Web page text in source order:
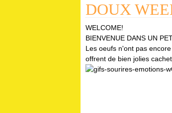
DOUX
WELCOME!
BIENVENUE DANS UN
Les oeufs n'ont pas
offrent de bien jolies